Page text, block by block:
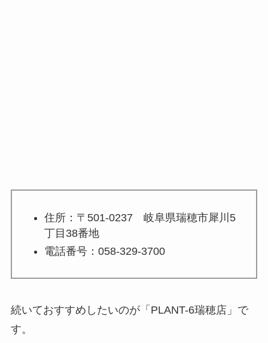
住所：〒501-0237 岐阜県瑞穂市犀川5
丁目38番地
電話番号：058-329-3700
続いておすすめしたいのが「PLANT-6瑞穂店」 で
す。